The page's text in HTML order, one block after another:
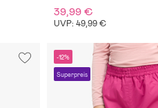
39,99 €
UVP: 49,99 €
-12%
Superpreis